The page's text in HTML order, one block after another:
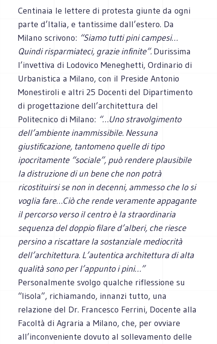
Centinaia le lettere di protesta giunte da ogni
parte d’Italia, e tantissime dall’estero. Da
Milano scrivono: “Siamo tutti pini campesi…
Quindi risparmiateci, grazie infinite”. Durissima
l’invettiva di Lodovico Meneghetti, Ordinario di
Urbanistica a Milano, con il Preside Antonio
Monestiroli e altri 25 Docenti del Dipartimento
di progettazione dell’architettura del
Politecnico di Milano: “…Uno stravolgimento
dell’ambiente inammissibile. Nessuna
giustificazione, tantomeno quelle di tipo
ipocritamente “sociale”, può rendere plausibile
la distruzione di un bene che non potrà
ricostituirsi se non in decenni, ammesso che lo si
voglia fare…Ciò che rende veramente appagante
il percorso verso il centro è la straordinaria
sequenza del doppio filare d’alberi, che riesce
persino a riscattare la sostanziale mediocrità
dell’architettura. L’autentica architettura di alta
qualità sono per l’appunto i pini…”
Personalmente svolgo qualche riflessione su
“lisola”, richiamando, innanzi tutto, una
relazione del Dr. Francesco Ferrini, Docente alla
Facoltà di Agraria a Milano, che, per ovviare
all’inconveniente dovuto al sollevamento delle